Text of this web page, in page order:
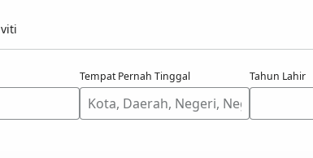
Tempat Pernah Tinggal Tahun Lahir